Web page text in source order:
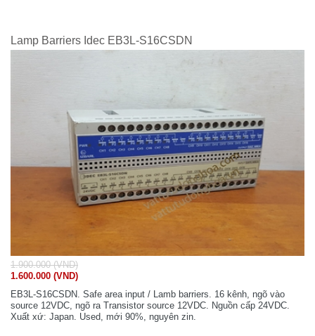
Lamp Barriers Idec EB3L-S16CSDN
1.900.000 (VND)
1.600.000 (VND)
EB3L-S16CSDN. Safe area input / Lamb barriers. 16 kênh, ngõ vào
source 12VDC, ngõ ra Transistor source 12VDC. Nguồn cấp 24VDC.
Xuất xứ: Japan. Used, mới 90%, nguyên zin.